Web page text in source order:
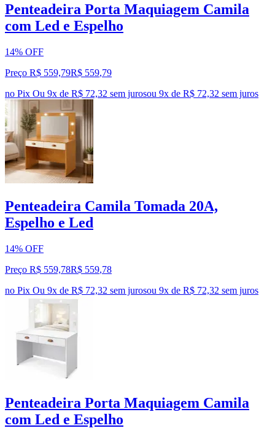
Penteadeira Porta Maquiagem Camila
com Led e Espelho
14% OFF
Preço R$ 559,79R$ 559,79
no Pix Ou 9x de R$ 72,32 sem jurosou 9x de R$ 72,32 sem juros
Penteadeira Camila Tomada 20A,
Espelho e Led
14% OFF
Preço R$ 559,78R$ 559,78
no Pix Ou 9x de R$ 72,32 sem jurosou 9x de R$ 72,32 sem juros
Penteadeira Porta Maquiagem Camila
com Led e Espelho